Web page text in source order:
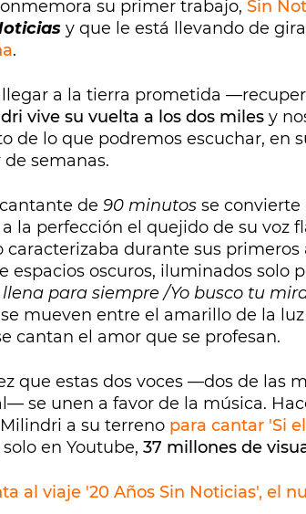
su primer trabajo, Sin
y que le está llevando de
.
llegar a la tierra prometida
vive su vuelta a los dos miles y
de lo que podremos escuchar, en
semanas.
de 90 minutos se convierte
la perfección el quejido de su voz
durante sus primeros
espacios oscuros, iluminados solo
para siempre /Yo busco tu
mueven entre el amarillo de la
cantan el amor que se profesan.
que estas dos voces —dos de las
se unen a favor de la música.
a su terreno para cantar 'Si
en Youtube, 37 millones de
al viaje '20 Años Sin Noticias', el